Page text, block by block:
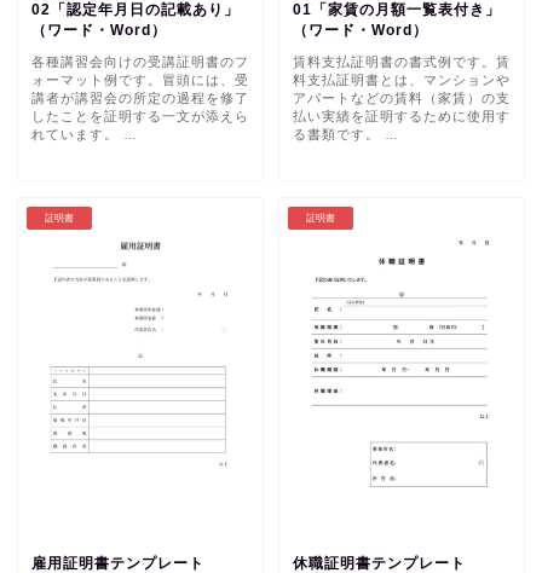
02「認定年月日の記載あり」
（ワード・Word）
各種講習会向けの受講証明書のフ
ォーマット例です。冒頭には、受
講者が講習会の所定の過程を修了
したことを証明する一文が添えら
れています。 …
01「家賃の月額一覧表付き」
（ワード・Word）
賃料支払証明書の書式例です。賃
料支払証明書とは、マンションや
アパートなどの賃料（家賃）の支
払い実績を証明するために使用す
る書類です。 …
証明書
雇用証明書テンプレート
証明書
休職証明書テンプレート